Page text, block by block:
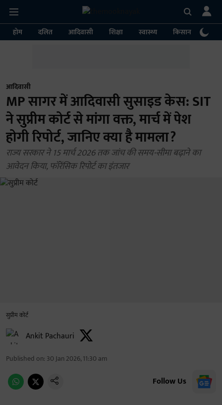
होम दलित आदिवासी शिक्षा स्वास्थ्य किसान
आदिवासी
MP सागर में आदिवासी सुसाइड केस: SIT
ने सुप्रीम कोर्ट से मांगा वक्त, मार्च में पेश
होगी रिपोर्ट, जानिए क्या है मामला?
राज्य सरकार ने 15 मार्च 2026 तक जांच की समय-सीमा बढ़ाने का
आवेदन किया, फॉरेंसिक रिपोर्ट का इंतजार
सुप्रीम कोर्ट
Ankit Pachauri
Published on: 30 Jan 2026, 11:30 am
Follow Us